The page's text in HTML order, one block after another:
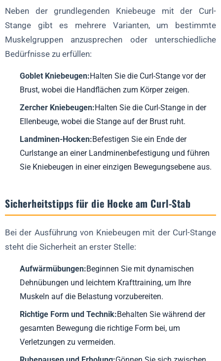
Neben der grundlegenden Kniebeuge mit der Curl-
Stange gibt es mehrere Varianten, um bestimmte
Muskelgruppen anzusprechen oder unterschiedliche
Bedürfnisse zu erfüllen:
Goblet Kniebeugen:Halten Sie die Curl-Stange vor der
Brust, wobei die Handflächen zum Körper zeigen.
Zercher Kniebeugen:Halten Sie die Curl-Stange in der
Ellenbeuge, wobei die Stange auf der Brust ruht.
Landminen-Hocken:Befestigen Sie ein Ende der
Curlstange an einer Landminenbefestigung und führen
Sie Kniebeugen in einer einzigen Bewegungsebene aus.
Sicherheitstipps für die Hocke am Curl-Stab
Bei der Ausführung von Kniebeugen mit der Curl-Stange
steht die Sicherheit an erster Stelle:
Aufwärmübungen:Beginnen Sie mit dynamischen
Dehnübungen und leichtem Krafttraining, um Ihre
Muskeln auf die Belastung vorzubereiten.
Richtige Form und Technik:Behalten Sie während der
gesamten Bewegung die richtige Form bei, um
Verletzungen zu vermeiden.